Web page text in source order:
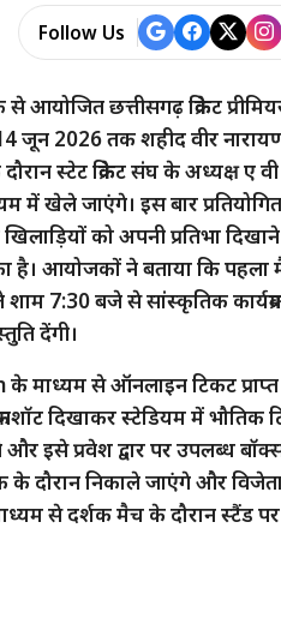
Follow Us
से आयोजित छत्तीसगढ़ क्रिकेट
2026 तक शहीद वीर नारायण
दौरान स्टेट क्रिकेट संघ के अध्यक्ष
में खेले जाएंगे। इस बार
को अपनी प्रतिभा
है। आयोजकों ने बताया कि
7:30 बजे से सांस्कृतिक
देंगी।
माध्यम से ऑनलाइन टिकट
दिखाकर स्टेडियम में
इसे प्रवेश द्वार पर उपलब्ध
दौरान निकाले जाएंगे और
से दर्शक मैच के दौरान स्टैंड